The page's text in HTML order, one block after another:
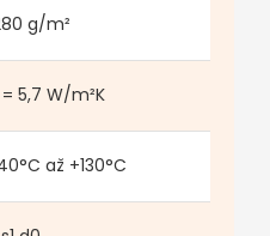
g/m²
= 5,7 W/m²K
až +130°C